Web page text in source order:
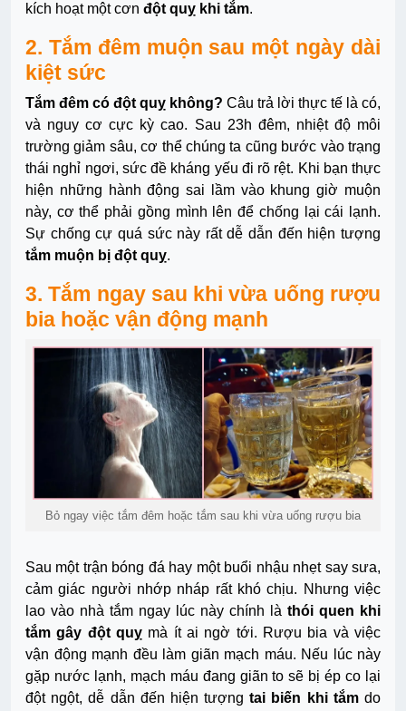
kích hoạt một cơn đột quỵ khi tắm.
2. Tắm đêm muộn sau một ngày dài
kiệt sức
Tắm đêm có đột quỵ không? Câu trả lời thực tế là có,
và nguy cơ cực kỳ cao. Sau 23h đêm, nhiệt độ môi
trường giảm sâu, cơ thể chúng ta cũng bước vào trạng
thái nghỉ ngơi, sức đề kháng yếu đi rõ rệt. Khi bạn thực
hiện những hành động sai lầm vào khung giờ muộn
này, cơ thể phải gồng mình lên để chống lại cái lạnh.
Sự chống cự quá sức này rất dễ dẫn đến hiện tượng
tắm muộn bị đột quỵ.
3. Tắm ngay sau khi vừa uống rượu
bia hoặc vận động mạnh
Bỏ ngay việc tắm đêm hoặc tắm sau khi vừa uống rượu bia
Sau một trận bóng đá hay một buổi nhậu nhẹt say sưa,
cảm giác người nhớp nháp rất khó chịu. Nhưng việc
lao vào nhà tắm ngay lúc này chính là thói quen khi
tắm gây đột quỵ mà ít ai ngờ tới. Rượu bia và việc
vận động mạnh đều làm giãn mạch máu. Nếu lúc này
gặp nước lạnh, mạch máu đang giãn to sẽ bị ép co lại
đột ngột, dễ dẫn đến hiện tượngtai biến khi tắmdo